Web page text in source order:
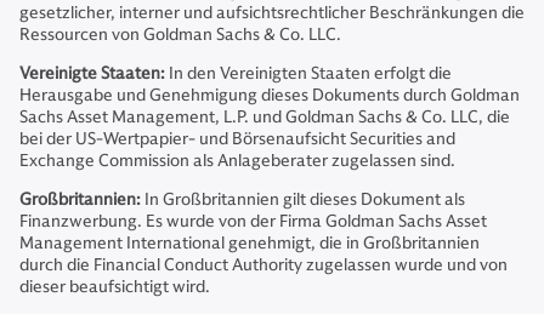
gesetzlicher, interner und aufsichtsrechtlicher Beschränkungen die
Ressourcen von Goldman Sachs & Co. LLC.
Vereinigte Staaten: In den Vereinigten Staaten erfolgt die
Herausgabe und Genehmigung dieses Dokuments durch Goldman
Sachs Asset Management, L.P. und Goldman Sachs & Co. LLC, die
bei der US-Wertpapier- und Börsenaufsicht Securities and
Exchange Commission als Anlageberater zugelassen sind.
Großbritannien: In Großbritannien gilt dieses Dokument als
Finanzwerbung. Es wurde von der Firma Goldman Sachs Asset
Management International genehmigt, die in Großbritannien
durch die Financial Conduct Authority zugelassen wurde und von
dieser beaufsichtigt wird.